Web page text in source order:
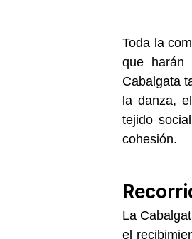
Toda la
que harán
Cabalgata
la danza,
tejido
cohesión.
La
el